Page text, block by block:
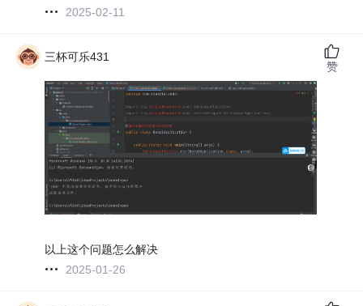
2025-02-11
三杯可乐431
以上这个问题怎么解决
2025-01-26
赞